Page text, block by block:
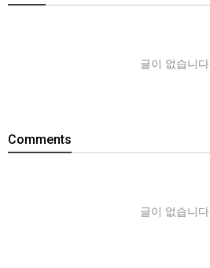
글이 없습니다.
Comments
글이 없습니다.